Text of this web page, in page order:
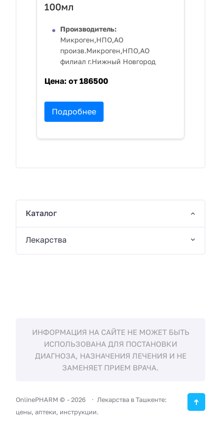
100мл
Производитель:
Микроген,НПО,АО
произв.Микроген,НПО,АО
филиал г.Нижный Новгород
Цена: от 186500
Подробнее
Каталог
Лекарства
ИНФОРМАЦИЯ НА САЙТЕ НЕ МОЖЕТ БЫТЬ
ИСПОЛЬЗОВАНА ДЛЯ ПОСТАНОВКИ
ДИАГНОЗА, НАЗНАЧЕНИЯ ЛЕЧЕНИЯ И НЕ
ЗАМЕНЯЕТ ПРИЕМ ВРАЧА.
OnlinePHARM © -2026
Лекарства в Ташкенте:
цены, аптеки, инструкции.